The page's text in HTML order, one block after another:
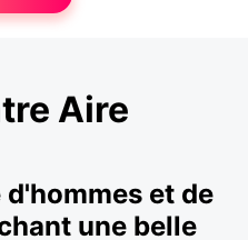
Aire
et de
une belle